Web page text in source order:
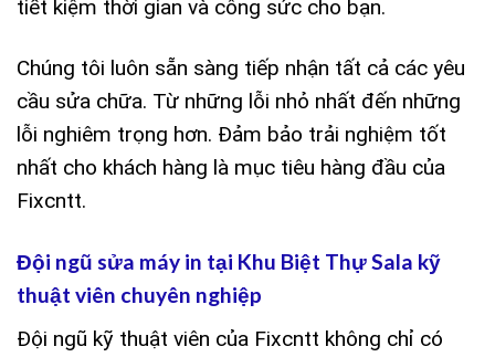
tiết kiệm thời gian và công sức cho bạn.
Chúng tôi luôn sẵn sàng tiếp nhận tất cả các yêu
cầu sửa chữa. Từ những lỗi nhỏ nhất đến những
lỗi nghiêm trọng hơn. Đảm bảo trải nghiệm tốt
nhất cho khách hàng là mục tiêu hàng đầu của
Fixcntt.
Đội ngũ sửa máy in tại Khu Biệt Thự Sala kỹ
thuật viên chuyên nghiệp
Đội ngũ kỹ thuật viên của Fixcntt không chỉ có